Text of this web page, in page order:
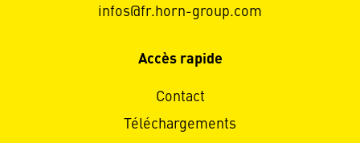
infos@fr.horn-group.com
Accès rapide
Contact
Téléchargements